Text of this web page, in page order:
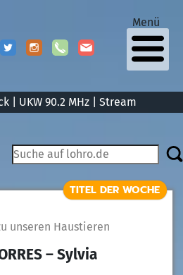
| UKW 90.2 MHz | Stream
Menü
TITEL DER WOCHE
unseren Haustieren
– Sylvia